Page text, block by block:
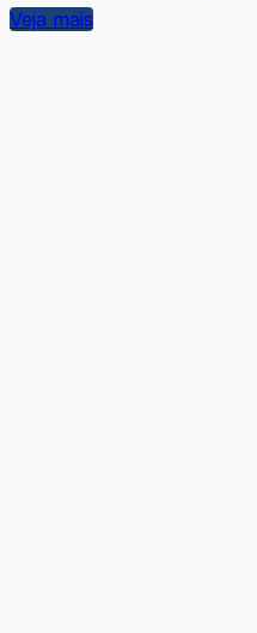
Veja mais